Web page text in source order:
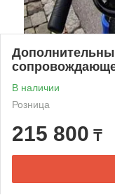
В наличии
Розница
215 800 ₸